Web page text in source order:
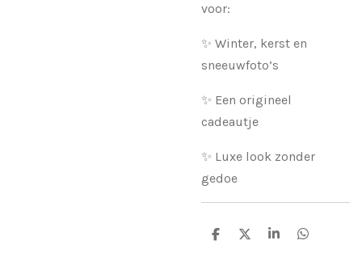
voor:
✨ Winter, kerst en
sneeuwfoto’s
✨ Een origineel
cadeautje
✨ Luxe look zonder
gedoe
D
D
S
D